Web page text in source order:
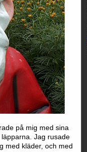
på mig med sina
Jag rusade
med kläder, och med